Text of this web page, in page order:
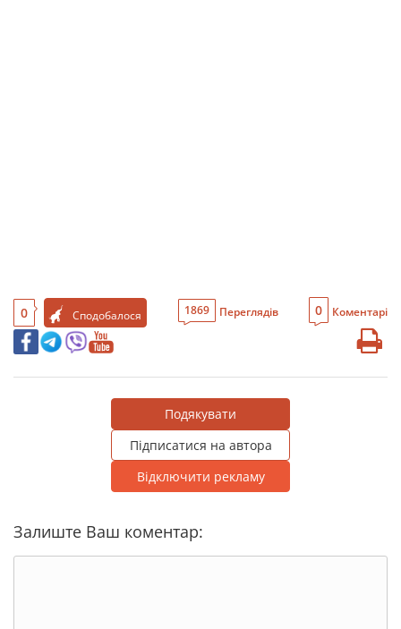
0 Сподобалося 1869 Переглядів 0 Коментарі
Подякувати
Підписатися на автора
Відключити рекламу
Залиште Ваш коментар: